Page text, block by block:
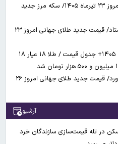
قیمت زمان بازگشایی طلا و سکه امروز ۲۳ تیرماه ۱۴۰۵/ سکه مرز جدید
طلا در پایین‌ترین سطح قیمتی ایستاد/ قیمت جدید طلای جهانی امروز ۲۳
آخرین قیمت طلا و سکه ۲۷ تیرماه ۱۴۰۵+ جدول قیمت / طلا ۱۸ عیار ۱۸
بزرگ‌ترین کاهش قیمت طلا رقم خورد/ قیمت جدید طلای جهانی امروز ۲۶
آرشیو
در تله قیمت‌سازی سازندگان خرد